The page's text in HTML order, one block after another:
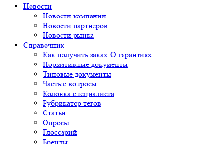
Новости
Новости компании
Новости партнеров
Новости рынка
Справочник
Как получить заказ. О гарантиях
Нормативные документы
Типовые документы
Частые вопросы
Колонка специалиста
Рубрикатор тегов
Статьи
Опросы
Глоссарий
Бренды